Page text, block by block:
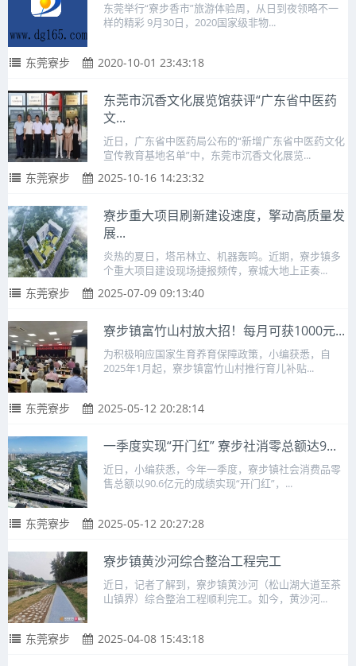
东莞举行“寮步香市”旅游体验周，从日到夜领略不一
样的精彩 9月30日，2020国家级非物...
东莞寮步 2020-10-01 23:43:18
东莞市沉香文化展览馆获评“广东省中医药
文...
近日，广东省中医药局公布的“新增广东省中医药文化
宣传教育基地名单”中，东莞市沉香文化展览...
东莞寮步 2025-10-16 14:23:32
寮步重大项目刷新建设速度，擎动高质量发
展...
炎热的夏日，塔吊林立、机器轰鸣。近期，寮步镇多
个重大项目建设现场捷报频传，寮城大地上正奏...
东莞寮步 2025-07-09 09:13:40
寮步镇富竹山村放大招！每月可获1000元...
为积极响应国家生育养育保障政策，小编获悉，自
2025年1月起，寮步镇富竹山村推行育儿补贴...
东莞寮步 2025-05-12 20:28:14
一季度实现“开门红” 寮步社消零总额达9...
近日，小编获悉，今年一季度，寮步镇社会消费品零
售总额以90.6亿元的成绩实现“开门红”，...
东莞寮步 2025-05-12 20:27:28
寮步镇黄沙河综合整治工程完工
近日，记者了解到，寮步镇黄沙河（松山湖大道至茶
山镇界）综合整治工程顺利完工。如今，黄沙河...
东莞寮步 2025-04-08 15:43:18